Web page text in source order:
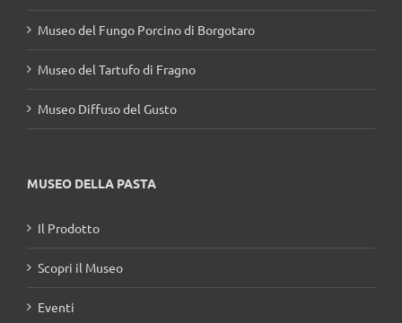
Museo del Fungo Porcino di Borgotaro
Museo del Tartufo di Fragno
Museo Diffuso del Gusto
MUSEO DELLA PASTA
Il Prodotto
Scopri il Museo
Eventi